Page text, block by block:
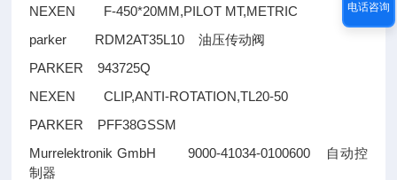
NEXEN F-450*20MM,PILOT MT,METRIC
parker RDM2AT35L10油压传动阀
PARKER 943725Q
NEXEN CLIP,ANTI-ROTATION,TL20-50
PARKER PFF38GSSM
Murrelektronik GmbH 9000-41034-0100600
自动控
制器
电话咨询